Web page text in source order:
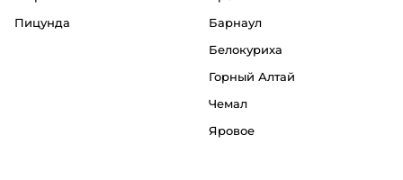
Пицунда
Барнаул
Белокуриха
Горный Алтай
Чемал
Яровое